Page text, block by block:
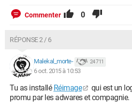
Commenter 0
RÉPONSE 2 / 6
Malekal_morte- 24 711
6 oct. 2015 à 10:53
Tu as installé Réimage
qui est un
promu par les adwares et compagnie.